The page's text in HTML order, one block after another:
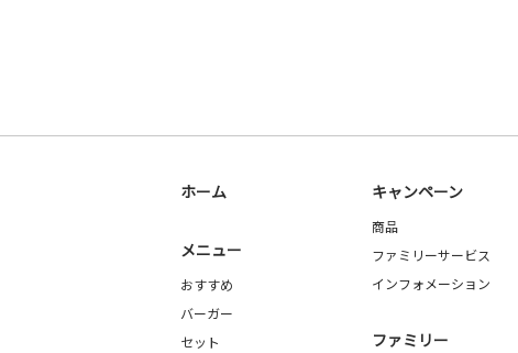
ホーム
メニュー
おすすめ
バーガー
セット
キャンペーン
商品
ファミリーサービス
インフォメーション
ファミリー